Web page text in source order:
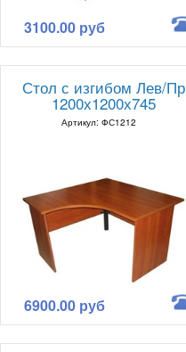
3100.00 руб
Стол с изгибом Лев/Пр
1200х1200х745
Артикул: ФС1212
6900.00 руб